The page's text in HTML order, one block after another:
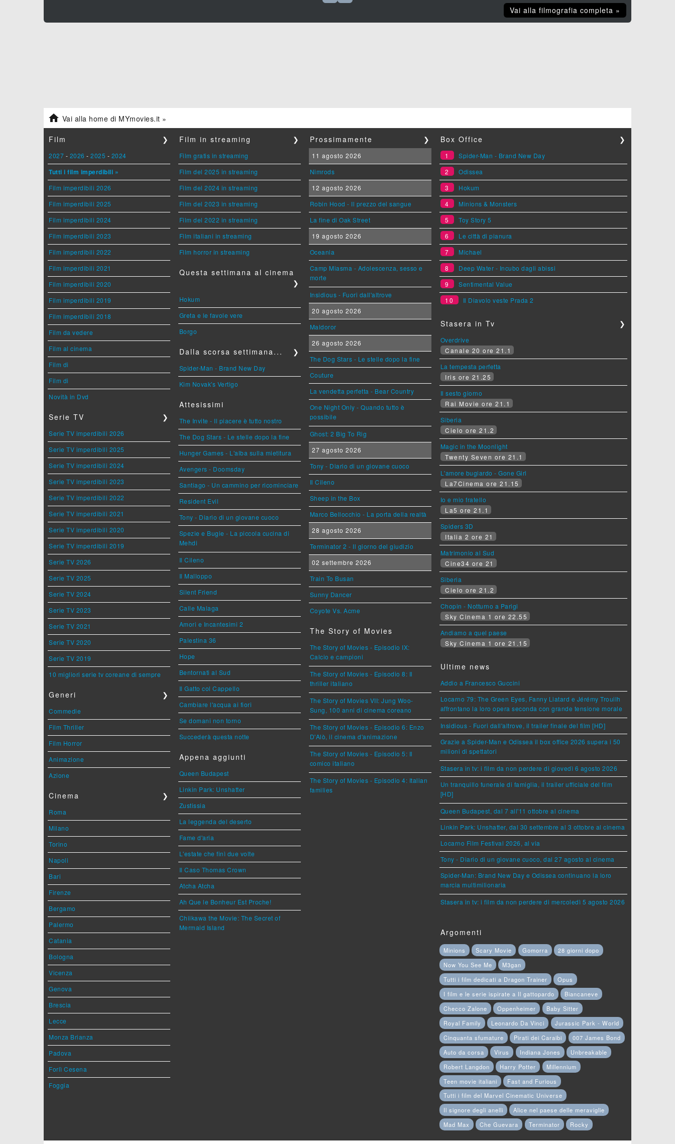
Vai alla filmografia completa »
 Vai alla home di MYmovies.it »
Film ❯
2027 - 2026 - 2025 - 2024
Tutti i film imperdibili »
Film imperdibili 2026
Film imperdibili 2025
Film imperdibili 2024
Film imperdibili 2023
Film imperdibili 2022
Film imperdibili 2021
Film imperdibili 2020
Film imperdibili 2019
Film imperdibili 2018
Film da vedere
Film al cinema
Film di
Film di
Novità in Dvd
Serie TV ❯
Serie TV imperdibili 2026
Serie TV imperdibili 2025
Serie TV imperdibili 2024
Serie TV imperdibili 2023
Serie TV imperdibili 2022
Serie TV imperdibili 2021
Serie TV imperdibili 2020
Serie TV imperdibili 2019
Serie TV 2026
Serie TV 2025
Serie TV 2024
Serie TV 2023
Serie TV 2021
Serie TV 2020
Serie TV 2019
10 migliori serie tv coreane di sempre
Generi ❯
Commedie
Film Thriller
Film Horror
Animazione
Azione
Cinema ❯
Roma
Milano
Torino
Napoli
Bari
Firenze
Bergamo
Palermo
Catania
Bologna
Vicenza
Genova
Brescia
Lecce
Monza Brianza
Padova
Forlì Cesena
Foggia
Film in streaming ❯
Film gratis in streaming
Film del 2025 in streaming
Film del 2024 in streaming
Film del 2023 in streaming
Film del 2022 in streaming
Film italiani in streaming
Film horror in streaming
Questa settimana al cinema
❯
Hokum
Greta e le favole vere
Borgo
Dalla scorsa settimana... ❯
Spider-Man - Brand New Day
Kim Novak's Vertigo
Attesissimi
The Invite - Il piacere è tutto nostro
The Dog Stars - Le stelle dopo la fine
Hunger Games - L'alba sulla mietitura
Avengers - Doomsday
Santiago - Un cammino per ricominciare
Resident Evil
Tony - Diario di un giovane cuoco
Spezie e Bugie - La piccola cucina di
Mehdi
Il Cileno
Il Malloppo
Silent Friend
Calle Malaga
Amori e Incantesimi 2
Palestina 36
Hope
Bentornati al Sud
Il Gatto col Cappello
Cambiare l'acqua ai fiori
Se domani non torno
Succederà questa notte
Appena aggiunti
Queen Budapest
Linkin Park: Unshatter
Zustissia
La leggenda del deserto
Fame d'aria
L'estate che finì due volte
Il Caso Thomas Crown
Atcha Atcha
Ah Que le Bonheur Est Proche!
Chiikawa the Movie: The Secret of
Mermaid Island
Prossimamente ❯
11 agosto 2026
Nimrods
12 agosto 2026
Robin Hood - Il prezzo del sangue
La fine di Oak Street
19 agosto 2026
Oceania
Camp Miasma - Adolescenza, sesso e
morte
Insidious - Fuori dall'altrove
20 agosto 2026
Maldoror
26 agosto 2026
The Dog Stars - Le stelle dopo la fine
Couture
La vendetta perfetta - Bear Country
One Night Only - Quando tutto è
possibile
Ghost: 2 Big To Rig
27 agosto 2026
Tony - Diario di un giovane cuoco
Il Cileno
Sheep in the Box
Marco Bellocchio - La porta della realtà
28 agosto 2026
Terminator 2 - Il giorno del giudizio
02 settembre 2026
Train To Busan
Sunny Dancer
Coyote Vs. Acme
The Story of Movies
The Story of Movies - Episodio IX:
Calcio e campioni
The Story of Movies - Episodio 8: Il
thriller italiano
The Story of Movies VII: Jung Woo-
Sung, 100 anni di cinema coreano
The Story of Movies - Episodio 6: Enzo
D'Alò, il cinema d'animazione
The Story of Movies - Episodio 5: Il
comico italiano
The Story of Movies - Episodio 4: Italian
families
Box Office ❯
1
Spider-Man - Brand New Day
2
Odissea
3
Hokum
4
Minions & Monsters
5
Toy Story 5
6
Le città di pianura
7
Michael
8
Deep Water - Incubo dagli abissi
9
Sentimental Value
10
Il Diavolo veste Prada 2
Stasera in Tv ❯
Overdrive
Canale 20 ore 21.1
La tempesta perfetta
Iris ore 21.25
Il sesto giorno
Rai Movie ore 21.1
Siberia
Cielo ore 21.2
Magic in the Moonlight
Twenty Seven ore 21.1
L'amore bugiardo - Gone Girl
La7Cinema ore 21.15
Io e mio fratello
La5 ore 21.1
Spiders 3D
Italia 2 ore 21
Matrimonio al Sud
Cine34 ore 21
Siberia
Cielo ore 21.2
Chopin - Notturno a Parigi
Sky Cinema 1 ore 22.55
Andiamo a quel paese
Sky Cinema 1 ore 21.15
Ultime news
Addio a Francesco Guccini
Locarno 79: The Green Eyes, Fanny Liatard e Jérémy Trouilh
affrontano la loro opera seconda con grande tensione morale
Insidious - Fuori dall'altrove, il trailer finale del film [HD]
Grazie a Spider-Man e Odissea il box office 2026 supera i 50
milioni di spettatori
Stasera in tv: i film da non perdere di giovedì 6 agosto 2026
Un tranquillo funerale di famiglia, il trailer ufficiale del film
[HD]
Queen Budapest, dal 7 all'11 ottobre al cinema
Linkin Park: Unshatter, dal 30 settembre al 3 ottobre al cinema
Locarno Film Festival 2026, al via
Tony - Diario di un giovane cuoco, dal 27 agosto al cinema
Spider-Man: Brand New Day e Odissea continuano la loro
marcia multimilionaria
Stasera in tv: i film da non perdere di mercoledì 5 agosto 2026
Argomenti
Minions Scary Movie Gomorra
28 giorni dopo
Now You See Me
M3gan
Tutti i film dedicati a Dragon Trainer
Opus
I film e le serie ispirate a Il gattopardo
Biancaneve
Checco Zalone
Oppenheimer
Baby Sitter
Royal Family
Leonardo Da Vinci
Jurassic Park - World
Cinquanta sfumature
Pirati dei Caraibi
007 James Bond
Auto da corsa
Virus Indiana Jones
Unbreakable
Robert Langdon
Harry Potter
Millennium
Teen movie italiani
Fast and Furious
Tutti i film del Marvel Cinematic Universe
Il signore degli anelli
Alice nel paese delle meraviglie
Mad Max
Che Guevara Terminator Rocky